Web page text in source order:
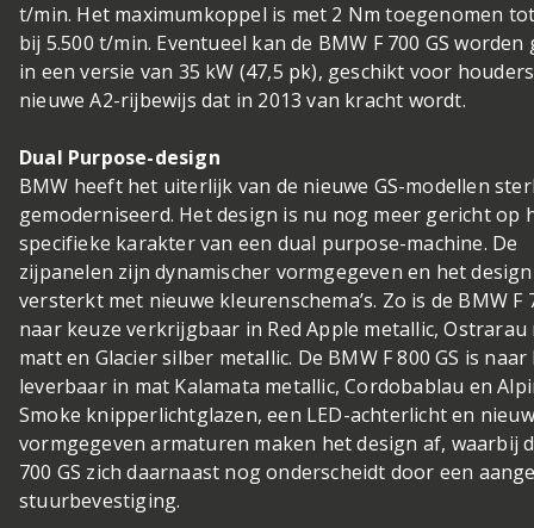
t/min. Het maximumkoppel is met 2 Nm toegenomen
bij 5.500 t/min. Eventueel kan de BMW F 700 GS worden
in een versie van 35 kW (47,5 pk), geschikt voor
nieuwe A2-rijbewijs dat in 2013 van kracht wordt.
Dual Purpose-design
BMW heeft het uiterlijk van de nieuwe GS-modellen
gemoderniseerd. Het design is nu nog meer gericht op
specifieke karakter van een dual purpose-machine. De
zijpanelen zijn dynamischer vormgegeven en het
versterkt met nieuwe kleurenschema’s. Zo is de BMW F
naar keuze verkrijgbaar in Red Apple metallic, Ostrarau
matt en Glacier silber metallic. De BMW F 800 GS is naar
leverbaar in mat Kalamata metallic, Cordobablau en
Smoke knipperlichtglazen, een LED-achterlicht en nieuw
vormgegeven armaturen maken het design af, waarbij
700 GS zich daarnaast nog onderscheidt door een
stuurbevestiging.